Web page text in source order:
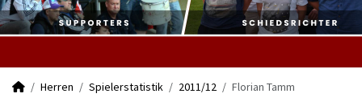
Herren Spielerstatistik 2011/12 Florian Tamm